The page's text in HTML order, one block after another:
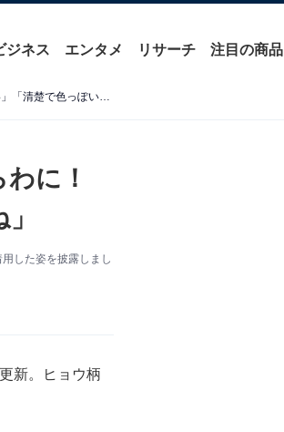
ジネス エンタメ リサーチ 注目の商品
菊地姫奈、ヒョウ柄ビキニ姿で完璧ボディがあらわに！ 「たまんない顔とおっぱい」「清楚で色っぽいね」
に！
した姿を披露しまし
新。ヒョウ柄